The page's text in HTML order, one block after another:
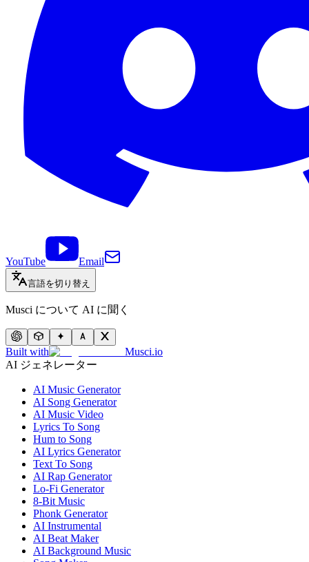
YouTube Email
言語を切り替え
Musci について AI に聞く
Built with
Musci.io
AI ジェネレーター
AI Music Generator
AI Song Generator
AI Music Video
Lyrics To Song
Hum to Song
AI Lyrics Generator
Text To Song
AI Rap Generator
Lo-Fi Generator
8-Bit Music
Phonk Generator
AI Instrumental
AI Beat Maker
AI Background Music